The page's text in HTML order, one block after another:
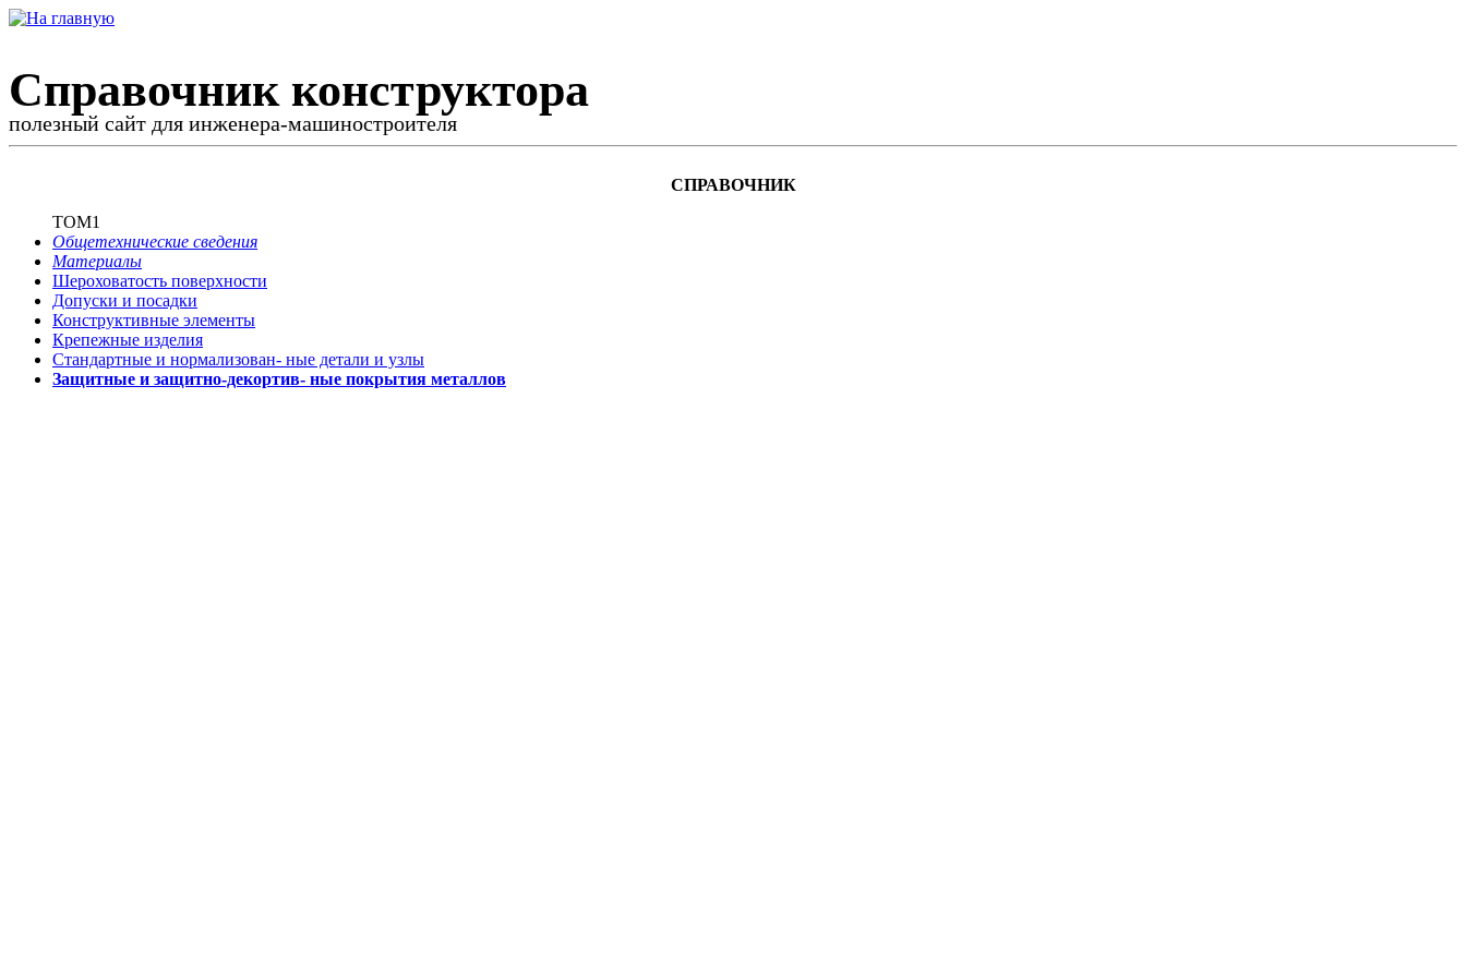
Справочник конструктора
полезный сайт для инженера-машиностроителя
СПРАВОЧНИК
ТОМ1
Общетехнические сведения
Материалы
Шероховатость поверхности
Допуски и посадки
Конструктивные элементы
Крепежные изделия
Стандартные и нормализован- ные детали и узлы
Защитные и защитно-декортив- ные покрытия металлов